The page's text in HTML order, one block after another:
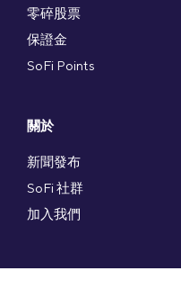
零碎股票
保證金
SoFi Points
關於
新聞發布
SoFi 社群
加入我們